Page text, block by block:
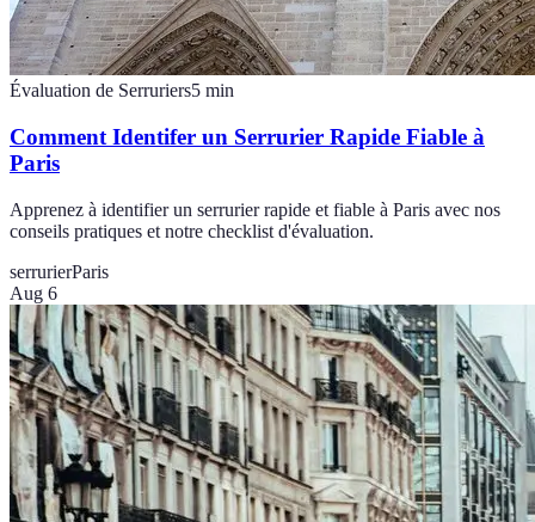
Évaluation de Serruriers5 min
Comment Identifer un Serrurier Rapide Fiable à
Paris
Apprenez à identifier un serrurier rapide et fiable à Paris avec nos
conseils pratiques et notre checklist d'évaluation.
serrurierParis
Aug 6